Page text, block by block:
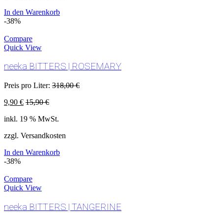
In den Warenkorb
-38%
Compare
Quick View
neeka BITTERS | ROSEMARY
Preis pro Liter: 318,00€
9,90 € 15,90€
inkl. 19 % MwSt.
zzgl. Versandkosten
In den Warenkorb
-38%
Compare
Quick View
neeka BITTERS | TANGERINE